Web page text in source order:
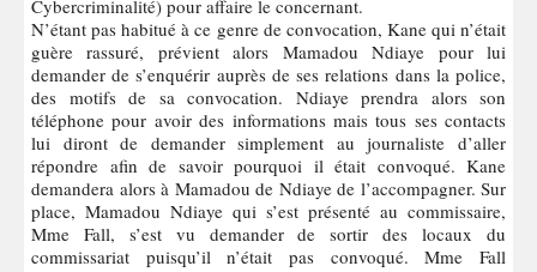
Cybercriminalité) pour affaire le concernant.
N’étant pas habitué à ce genre de convocation, Kane qui n’était
guère rassuré, prévient alors Mamadou Ndiaye pour lui
demander de s’enquérir auprès de ses relations dans la police,
des motifs de sa convocation. Ndiaye prendra alors son
téléphone pour avoir des informations mais tous ses contacts
lui diront de demander simplement au journaliste d’aller
répondre afin de savoir pourquoi il était convoqué. Kane
demandera alors à Mamadou de Ndiaye de l’accompagner. Sur
place, Mamadou Ndiaye qui s’est présenté au commissaire,
Mme Fall, s’est vu demander de sortir des locaux du
commissariat puisqu’il n’était pas convoqué. Mme Fall